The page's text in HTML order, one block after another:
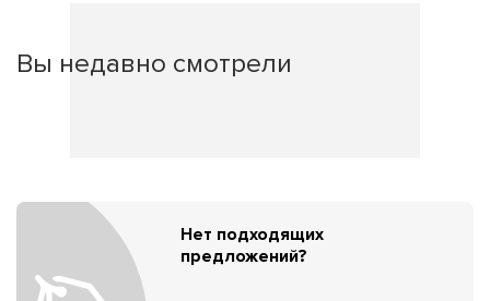
Вы недавно смотрели
Нет подходящих
предложений?